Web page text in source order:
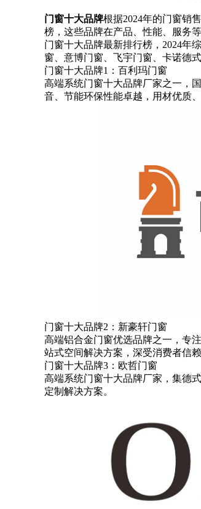
门窗十大品牌根据2024年的门窗销
榜，这些品牌在产品、性能、服务
门窗十大品牌最新排行榜，2024年
窗、意博门窗、飞宇门窗、卡诺德
门窗十大品牌1：百利玛门窗
高端系统门窗十大品牌厂家之一，
音、节能环保性能卓越，用材优质
门窗十大品牌2：新豪轩门窗
高端铝合金门窗优选品牌之一，专
站式空间解决方案，深受消费者信赖
门窗十大品牌3：欧哲门窗
高端系统门窗十大品牌厂家，集德
定制解决方案。